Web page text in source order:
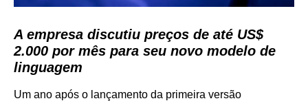
A empresa discutiu preços de até US$
2.000 por mês para seu novo modelo de
linguagem
Um ano após o lançamento da primeira versão